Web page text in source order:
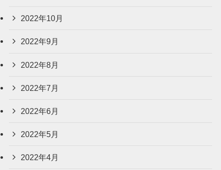
2022年10月
2022年9月
2022年8月
2022年7月
2022年6月
2022年5月
2022年4月